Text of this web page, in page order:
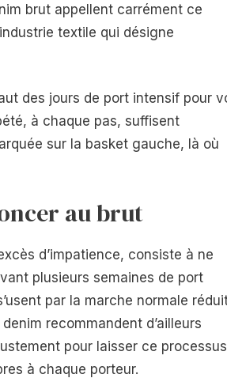
brut appellent carrément ce
textile qui désigne
des jours de port intensif pour
à chaque pas, suffisent
sur la basket gauche, là où
au brut
d’impatience, consiste à ne
plusieurs semaines de port
par la marche normale
recommandent d’ailleurs
pour laisser ce processus
à chaque porteur.